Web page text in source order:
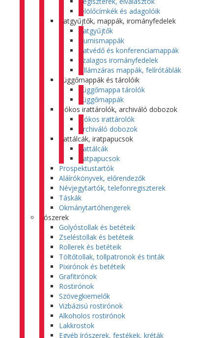
Jelölőcímkék és adagolóik
Iratgyűjtők, mappák, irományfedelek
Iratgyűjtők
Gumismappák
Iratvédő és konferenciamappák
Szalagos irományfedelek
Villámzáras mappák, felírótáblák
Függőmappák és tárolóik
Függőmappa tárolók
Függőmappák
Fiókos irattárolók, archiváló dobozok
Fiókos irattárolók
Archiváló dobozok
Irattálcák, iratpapucsok
Irattálcák
Iratpapucsok
Prospektustartók
Aláírókönyvek, előrendezők
Névjegytartók, telefonregiszterek
Táskák
Okmánytartóhengerek
Írószerek
Golyóstollak és betéteik
Zseléstollak és betéteik
Rollerek és betéteik
Töltőtollak, tollpatronok és tinták
Pixirónok és betéteik
Grafitirónok
Rostirónok
Szövegkiemelők
Vizbázisú rostirónok
Alkoholos rostirónok
Lakkrostok
Egyéb írószerek, festékek, kréták